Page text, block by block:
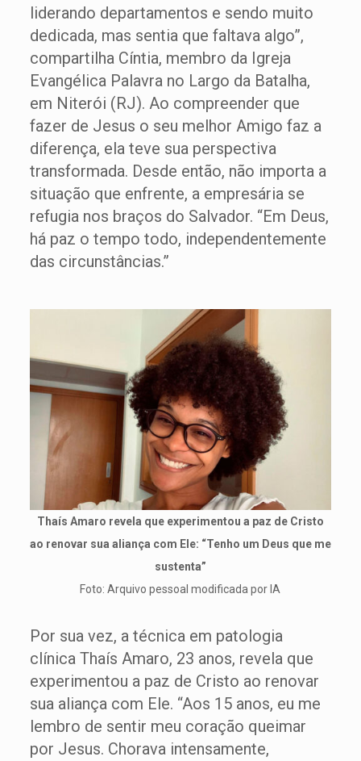
liderando departamentos e sendo muito
dedicada, mas sentia que faltava algo”,
compartilha Cíntia, membro da Igreja
Evangélica Palavra no Largo da Batalha,
em Niterói (RJ). Ao compreender que
fazer de Jesus o seu melhor Amigo faz a
diferença, ela teve sua perspectiva
transformada. Desde então, não importa a
situação que enfrente, a empresária se
refugia nos braços do Salvador. “Em Deus,
há paz o tempo todo, independentemente
das circunstâncias.”
Thaís Amaro revela que experimentou a paz de Cristo
ao renovar sua aliança com Ele: “Tenho um Deus que me
sustenta”
Foto: Arquivo pessoal modificada por IA
Por sua vez, a técnica em patologia
clínica Thaís Amaro, 23 anos, revela que
experimentou a paz de Cristo ao renovar
sua aliança com Ele. “Aos 15 anos, eu me
lembro de sentir meu coração queimar
por Jesus. Chorava intensamente,